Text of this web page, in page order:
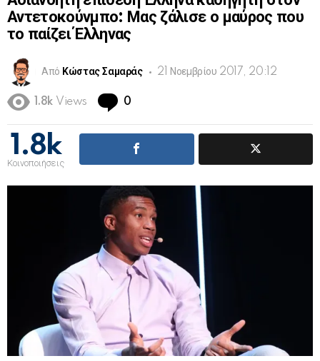
Αντετοκούνμπο: Μας ζάλισε ο μαύρος που
το παίζει Έλληνας
Από Κώστας Σαμαράς 21 Νοεμβρίου 2017, 20:12
1.8k Views 0
1.8k
Κοινοποιήσεις